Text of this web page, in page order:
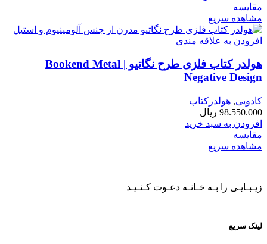
مقایسه
مشاهده سریع
افزودن به علاقه مندی
هولدر کتاب فلزی طرح نگاتیو | Bookend Metal
Negative Design
کادویی, هولدرکتاب
98.550.000 ریال
افزودن به سبد خرید
مقایسه
مشاهده سریع
زیـبـایـی را بـه خـانـه دعـوت کـنـیـد
لینک سریع